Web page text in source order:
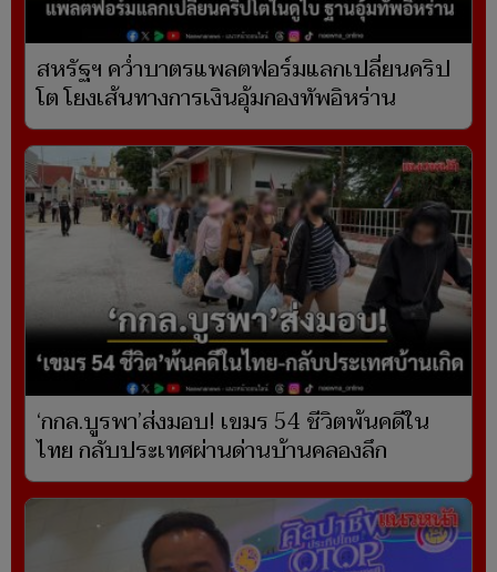
สหรัฐฯ คว่ำบาตรแพลตฟอร์มแลกเปลี่ยนคริป
โต โยงเส้นทางการเงินอุ้มกองทัพอิหร่าน
‘กกล.บูรพา’ส่งมอบ! เขมร 54 ชีวิตพ้นคดีใน
ไทย กลับประเทศผ่านด่านบ้านคลองลึก